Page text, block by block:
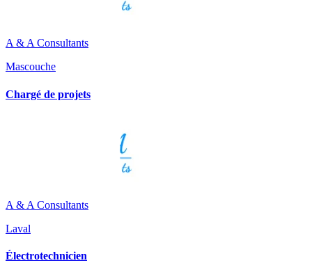
A & A Consultants
Mascouche
Chargé de projets
A & A Consultants
Laval
Électrotechnicien